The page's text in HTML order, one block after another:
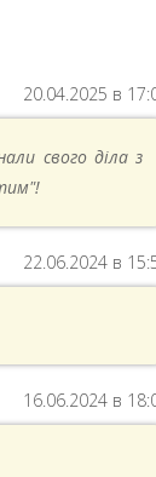
20.04.2025 в
свого діла з
22.06.2024 в
16.06.2024 в